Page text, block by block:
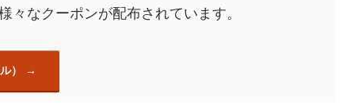
々なクーポンが配布されています。
）